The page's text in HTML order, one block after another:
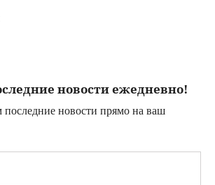
новости ежедневно!
новости прямо на ваш